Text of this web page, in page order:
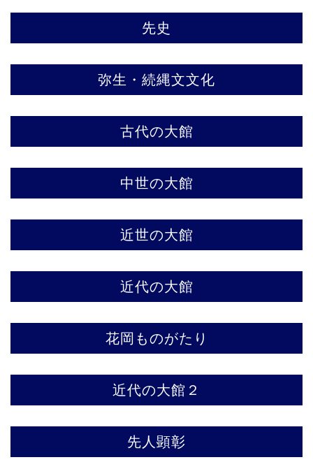
先史
弥生・続縄文文化
古代の大館
中世の大館
近世の大館
近代の大館
花岡ものがたり
近代の大館２
先人顕彰